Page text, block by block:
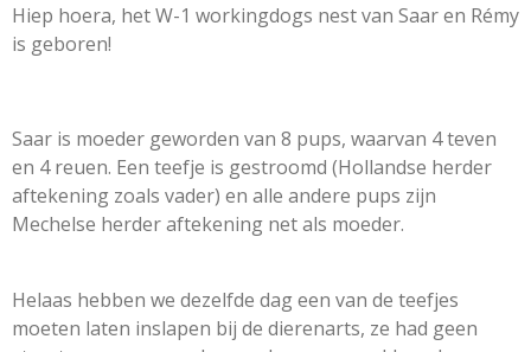
Hiep hoera, het W-1 workingdogs nest van Saar en Rémy
is geboren!
Saar is moeder geworden van 8 pups, waarvan 4 teven
en 4 reuen. Een teefje is gestroomd (Hollandse herder
aftekening zoals vader) en alle andere pups zijn
Mechelse herder aftekening net als moeder.
Helaas hebben we dezelfde dag een van de teefjes
moeten laten inslapen bij de dierenarts, ze had geen